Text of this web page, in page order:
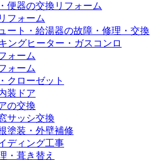
便器の交換リフォーム
フォーム
ート・給湯器の故障・修理・交換
ングヒーター・ガスコンロ
ォーム
ォーム
クローゼット
装ドア
の交換
サッシ交換
塗装・外壁補修
ディング工事
・葺き替え